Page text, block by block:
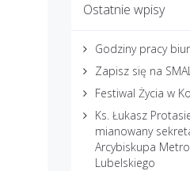
Ostatnie wpisy
Godziny pracy
Zapisz się na
Festiwal Życia w
Ks. Łukasz
mianowany
Arcybiskupa
Lubelskiego